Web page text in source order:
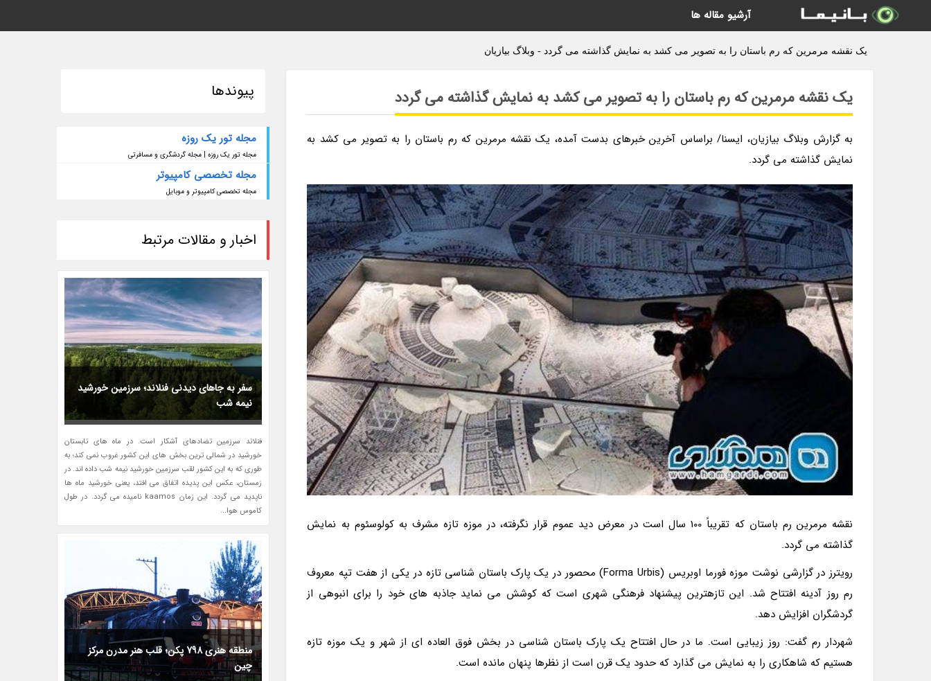
یک نقشه مرمرین که رم باستان را به تصویر می کشد به نمایش گذاشته می گردد - وبلاگ بیازیان
یک نقشه مرمرین که رم باستان را به تصویر می کشد به نمایش گذاشته می گردد
به گزارش وبلاگ بیازیان، ایسنا/ براساس آخرین خبرهای بدست آمده، یک نقشه مرمرین که رم باستان را به تصویر می کشد به
نمایش گذاشته می گردد.
نقشه مرمرین رم باستان که تقریباً 100 سال است در معرض دید عموم قرار نگرفته، در موزه تازه مشرف به کولوسئوم به نمایش
گذاشته می گردد.
رویترز در گزارشی نوشت موزه فورما اوبریس (Forma Urbis) محصور در یک پارک باستان شناسی تازه در یکی از هفت تپه معروف
رم روز آدینه افتتاح شد. این تازهترین پیشنهاد فرهنگی شهری است که کوشش می نماید جاذبه های خود را برای انبوهی از
گردشگران افزایش دهد.
شهردار رم گفت: روز زیبایی است. ما در حال افتتاح یک پارک باستان شناسی در بخش فوق العاده ای از شهر و یک موزه تازه
هستیم که شاهکاری را به نمایش می گذارد که حدود یک قرن است از نظرها پنهان مانده است.
پیوندها
مجله تور یک روزه
مجله تور یک روزه | مجله گردشگری و مسافرتی
مجله تخصصی کامپیوتر
مجله تخصصی کامپیوتر و موبایل
اخبار و مقالات مرتبط
سفر به جاهای دیدنی فنلاند؛ سرزمین خورشید
نیمه شب
فنلاند سرزمین تضادهای آشکار است. در ماه های تابستان
خورشید در شمالی ترین بخش های این کشور غروب نمی کند؛ به
طوری که به این کشور لقب سرزمین خورشید نیمه شب داده اند. در
زمستان، عکس این پدیده اتفاق می افتد، یعنی خورشید ماه ها
ناپدید می گردد. این زمان kaamos نامیده می گردد. در طول
کاموس هوا...
منطقه هنری 798 پکن؛ قلب هنر مدرن مرکز
چین
آرشیو مقاله ها